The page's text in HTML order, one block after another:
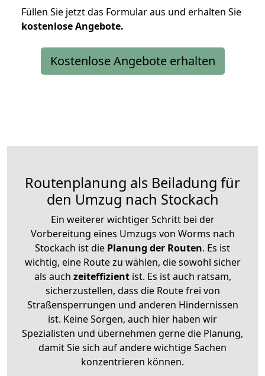
Füllen Sie jetzt das Formular aus und erhalten Sie
kostenloseAngebote.
Kostenlose Angebote erhalten
Routenplanung als Beiladung für
den Umzug nach Stockach
Ein weiterer wichtiger Schritt bei der
Vorbereitung eines Umzugs von Worms nach
Stockach ist die Planung der Routen. Es ist
wichtig, eine Route zu wählen, die sowohl sicher
als auch zeiteffizientist. Es ist auch ratsam,
sicherzustellen, dass die Route frei von
Straßensperrungen und anderen Hindernissen
ist. Keine Sorgen, auch hier haben wir
Spezialisten und übernehmen gerne die Planung,
damit Sie sich auf andere wichtige Sachen
konzentrieren können.